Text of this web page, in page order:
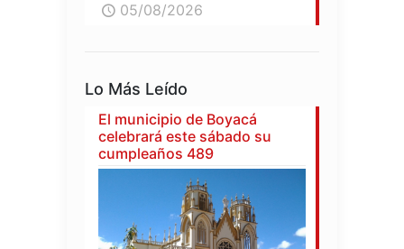
05/08/2026
Lo Más Leído
El municipio de Boyacá
celebrará este sábado su
cumpleaños 489